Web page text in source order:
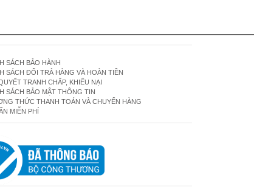
SÁCH BẢO HÀNH
SÁCH ĐỔI TRẢ HÀNG VÀ HOÀN TIỀN
TRANH CHẤP, KHIẾU NẠI
SÁCH BẢO MẬT THÔNG TIN
THỨC THANH TOÁN VÀ CHUYỂN HÀNG
MIỄN PHÍ